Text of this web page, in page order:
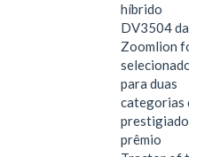
híbrido
DV3504 da
Zoomlion foi
selecionado
para duas
categorias do
prestigiado
prêmio